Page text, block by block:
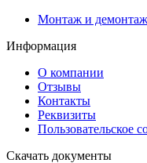
Монтаж и демонтаж
Информация
О компании
Отзывы
Контакты
Реквизиты
Пользовательское
Скачать документы